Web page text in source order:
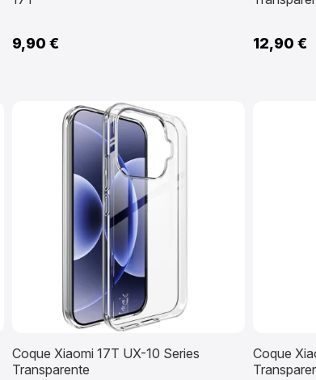
9,90 € 12,90 €
Coque Xiaomi 17T UX-10 Series
Transparente
Coque